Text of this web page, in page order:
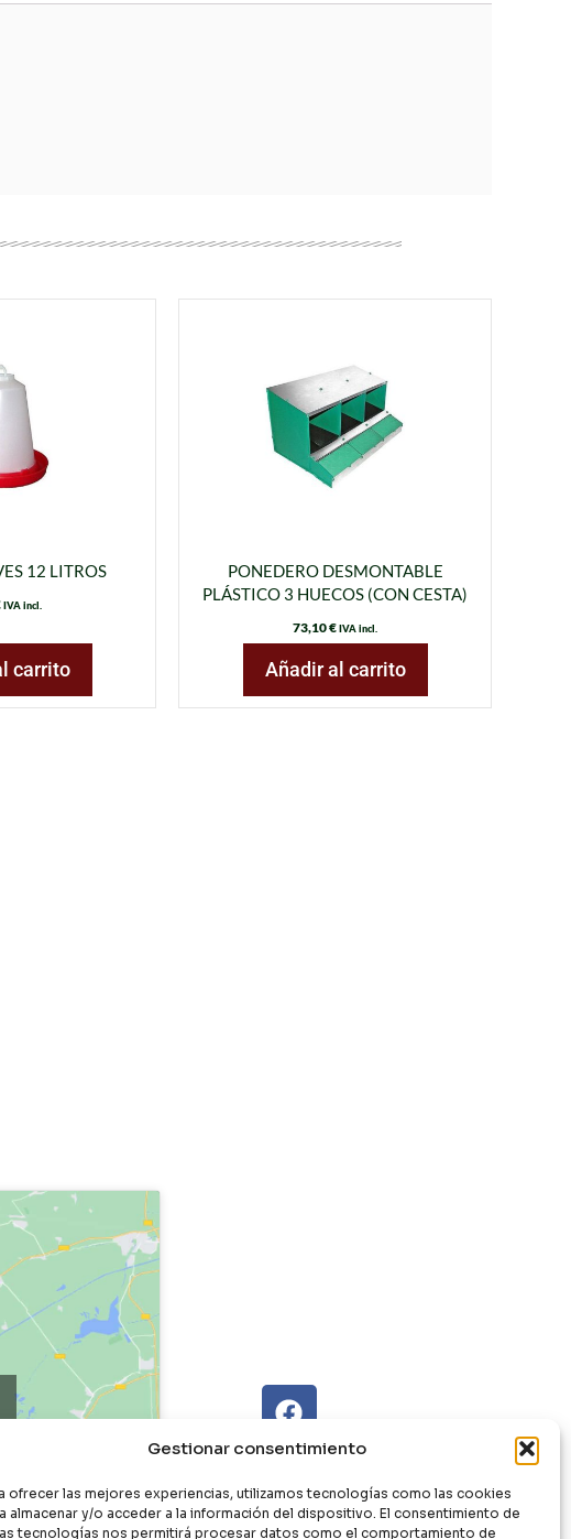
Gestionar consentimiento
ofrecer las mejores experiencias, utilizamos tecnologías como las cookies
almacenar y/o acceder a la información del dispositivo. El consentimiento de
tecnologías nos permitirá procesar datos como el comportamiento de
12 LITROS
IVA incl.
carrito
PONEDERO DESMONTABLE
PLÁSTICO 3 HUECOS (CON CESTA)
73,10€IVA incl.
Añadir al carrito